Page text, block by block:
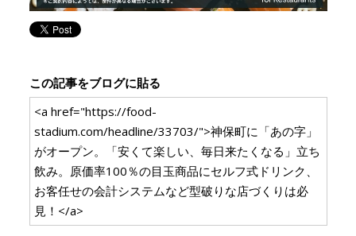
この記事をブログに貼る
<a href="https://food-
stadium.com/headline/33703/">神保町に「あの字」
がオープン。「安くて楽しい、毎日来たくなる」立ち
飲み。原価率100％の目玉商品にセルフ式ドリンク、
お客任せの会計システムなど型破りな店づくりは必
見！</a>